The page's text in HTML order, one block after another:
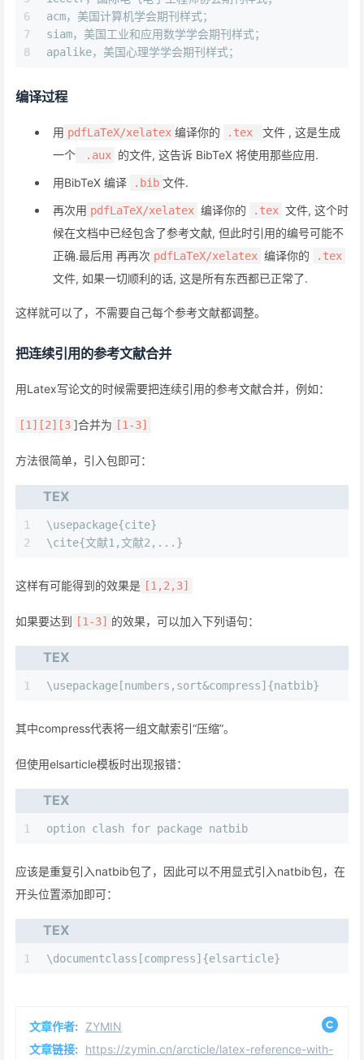
6
7
8
acm，美国计算机学会期刊样式；
siam，美国工业和应用数学学会期刊样式；
apalike，美国心理学学会期刊样式；
编译过程
用 pdfLaTeX/xelatex 编译你的 .tex
文件 , 这是生成
一个
.aux 的文件, 这告诉 BibTeX 将使用那些应用.
用BibTeX 编译
.bib 文件.
再次用 pdfLaTeX/xelatex 编译你的 .tex 文件, 这个时
候在文档中已经包含了参考文献, 但此时引用的编号可能不
正确.最后用 再再次 pdfLaTeX/xelatex 编译你的 .tex
文件, 如果一切顺利的话, 这是所有东西都已正常了.
这样就可以了，不需要自己每个参考文献都调整。
把连续引用的参考文献合并
用Latex写论文的时候需要把连续引用的参考文献合并，例如：
[1][2][3 ]合并为 [1-3]
方法很简单，引入包即可：
TEX
1
2
\usepackage{cite}
\cite{文献1,文献2,...}
这样有可能得到的效果是 [1,2,3]
如果要达到 [1-3] 的效果，可以加入下列语句：
TEX
1 \usepackage[numbers,sort&compress]{natbib}
其中compress代表将一组文献索引“压缩”。
但使用elsarticle模板时出现报错：
TEX
1 option clash for package natbib
应该是重复引入natbib包了，因此可以不用显式引入natbib包，在
开头位置添加即可：
TEX
1 \documentclass[compress]{elsarticle}
文章作者: ZYMIN
文章链接: https://zymin.cn/arcticle/latex-reference-with-